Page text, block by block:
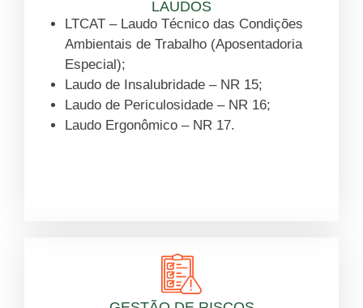
LAUDOS
LTCAT – Laudo Técnico das Condições
Ambientais de Trabalho (Aposentadoria
Especial);
Laudo de Insalubridade – NR 15;
Laudo de Periculosidade – NR 16;
Laudo Ergonômico – NR 17.